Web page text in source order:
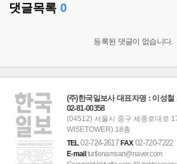
댓글목록 0
등록된 댓글이 없습니다.
(주)한국일보사 대표자명 : 이성
02-81-00358
(04512) 서울시 중구 세종로대로
WISETOWER) 18층
TEL02-724-2617FAX02-720-7222
E-mailturtlenamsan@naver.com